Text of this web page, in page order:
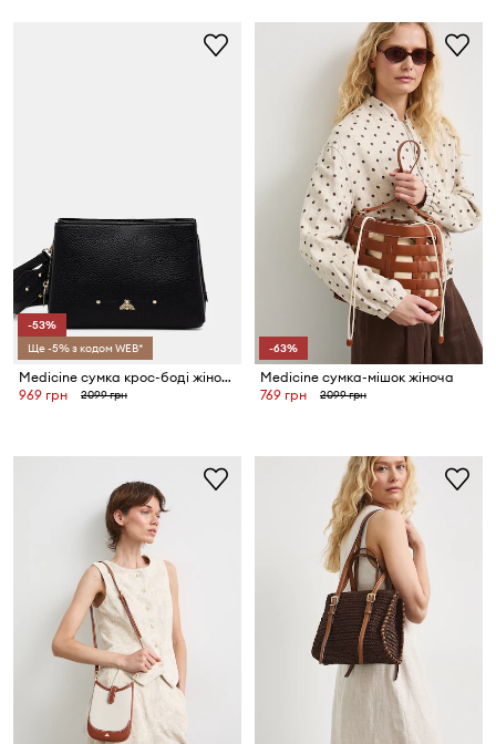
-53%
Ще -5% з кодом WEB*
Medicine сумка крос-боді жіноча
969 грн
2099 грн
-63%
Medicine сумка-мішок жіноча
769 грн
2099 грн